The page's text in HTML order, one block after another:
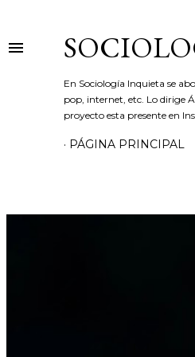
En Sociología Inquieta se
pop, internet, etc. Lo dirige
proyecto esta presente en
PÁGINA PRINCIPAL